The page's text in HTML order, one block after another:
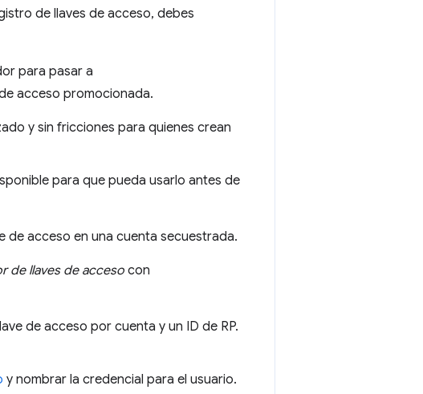
de llaves de acceso, debes
para pasar a
acceso promocionada.
y sin fricciones para quienes crean
para que pueda usarlo antes de
de acceso en una cuenta secuestrada.
de llaves de acceso con
de acceso por cuenta y un ID de RP.
y nombrar la credencial para el usuario.